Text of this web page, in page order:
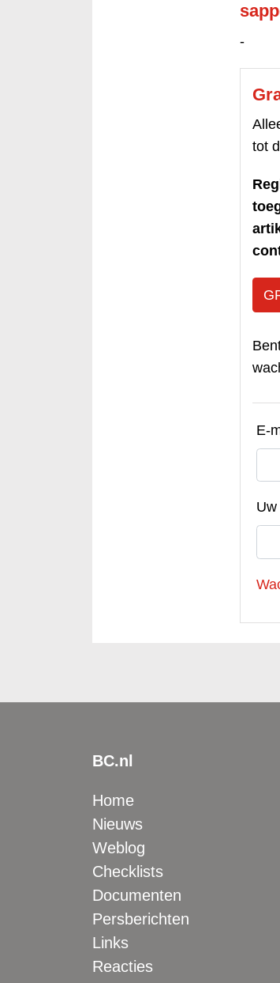
-
tot
E-
BC.nl
Home
Nieuws
Weblog
Checklists
Documenten
Persberichten
Links
Reacties